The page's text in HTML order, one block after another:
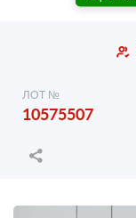
ЛОТ №
10575507